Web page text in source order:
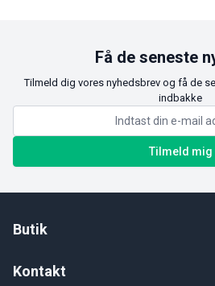
Få de seneste
Tilmeld dig vores nyhedsbrev og få de
indbakke
Tilmeld mig
Butik
Kontakt